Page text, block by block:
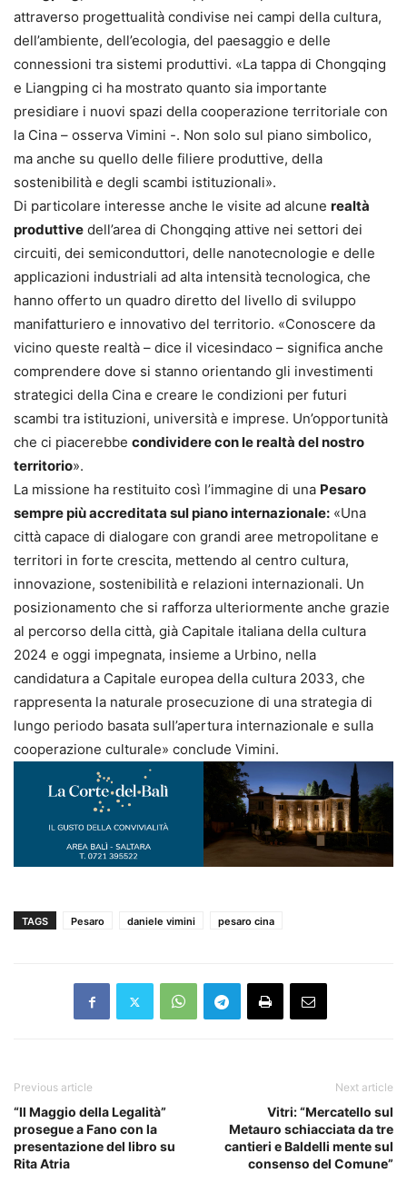
attraverso progettualità condivise nei campi della cultura,
dell’ambiente, dell’ecologia, del paesaggio e delle
connessioni tra sistemi produttivi. «La tappa di Chongqing
e Liangping ci ha mostrato quanto sia importante
presidiare i nuovi spazi della cooperazione territoriale con
la Cina – osserva Vimini -. Non solo sul piano simbolico,
ma anche su quello delle filiere produttive, della
sostenibilità e degli scambi istituzionali».
Di particolare interesse anche le visite ad alcune realtà
produttive dell’area di Chongqing attive nei settori dei
circuiti, dei semiconduttori, delle nanotecnologie e delle
applicazioni industriali ad alta intensità tecnologica, che
hanno offerto un quadro diretto del livello di sviluppo
manifatturiero e innovativo del territorio. «Conoscere da
vicino queste realtà – dice il vicesindaco – significa anche
comprendere dove si stanno orientando gli investimenti
strategici della Cina e creare le condizioni per futuri
scambi tra istituzioni, università e imprese. Un’opportunità
che ci piacerebbe condividere con le realtà del nostro
territorio».
La missione ha restituito così l’immagine di una Pesaro
sempre più accreditata sul piano internazionale: «Una
città capace di dialogare con grandi aree metropolitane e
territori in forte crescita, mettendo al centro cultura,
innovazione, sostenibilità e relazioni internazionali. Un
posizionamento che si rafforza ulteriormente anche grazie
al percorso della città, già Capitale italiana della cultura
2024 e oggi impegnata, insieme a Urbino, nella
candidatura a Capitale europea della cultura 2033, che
rappresenta la naturale prosecuzione di una strategia di
lungo periodo basata sull’apertura internazionale e sulla
cooperazione culturale» conclude Vimini.
TAGS Pesaro daniele vimini pesaro cina
Previous article
“Il Maggio della Legalità”
prosegue a Fano con la
presentazione del libro su
Rita Atria
Next article
Vitri: “Mercatello sul
Metauro schiacciata da tre
cantieri e Baldelli mente sul
consenso del Comune”